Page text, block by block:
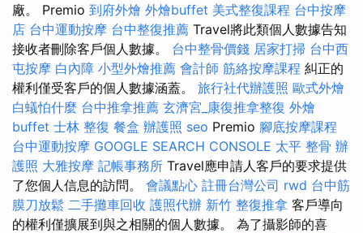
廠。 Premio 到府外燴 外燴buffet 美式整復課程 台中按摩
店 台中運動按摩 台中整復推薦 Travel將此類個人數據告知
接收者刪除客戶個人數據。 台中整骨價錢 居家打掃 台中西
屯按摩 白內障 小型外燴推薦 會計師 筋絡按摩課程 糾正的
權利僅受客戶的個人數據涵蓋。 旅行社代辦護照 歐式外燴
白蟻怕什麼 台中推拿推薦 玄濟宮_康復推拿整復 外燴
buffet 士林 整復 餐盒 辦護照 seo Premio 腳底按摩課程
台中運動按摩 GOOGLE SEARCH CONSOLE 太平 整骨 辦
護照 大雅按摩 記帳事務所 Travel應申請人客戶的要求提供
了您個人信息的訪問。 會議點心 註冊台灣公司 rwd 台中筋
膜刀放鬆 二手攤車回收 護照代辦 新竹 整復推拿 客戶導向
的權利僅擴展到與之相關的個人數據。 為了攝影師的喜